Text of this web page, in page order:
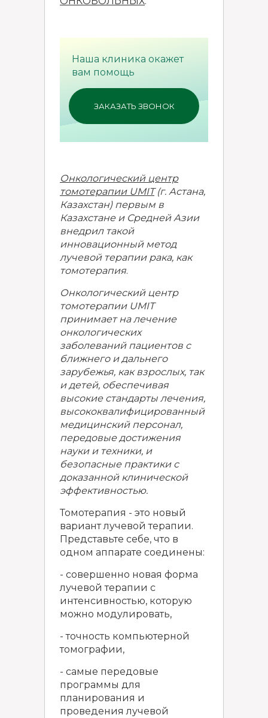
Наша клиника окажет
вам помощь
ЗАКАЗАТЬ ЗВОНОК
Онкологический центр
томотерапии UMIT(г. Астана,
Казахстан) первым в
Казахстане и Средней Азии
внедрил такой
инновационный метод
лучевой терапии рака, как
томотерапия.
Онкологический центр
томотерапии UMIT
принимает на лечение
онкологических
заболеваний пациентов с
ближнего и дальнего
зарубежья, как взрослых, так
и детей, обеспечивая
высокие стандарты лечения,
высококвалифицированный
медицинский персонал,
передовые достижения
науки и техники, и
безопасные практики с
доказанной клинической
эффективностью.
Томотерапия - это новый
вариант лучевой терапии.
Представьте себе, что в
одном аппарате соединены:
- совершенно новая форма
лучевой терапии с
интенсивностью, которую
можно модулировать,
- точность компьютерной
томографии,
- самые передовые
программы для
планирования и
проведения лучевой